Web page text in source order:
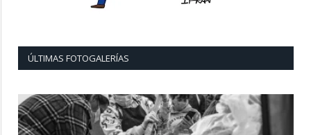
ÚLTIMAS FOTOGALERÍAS